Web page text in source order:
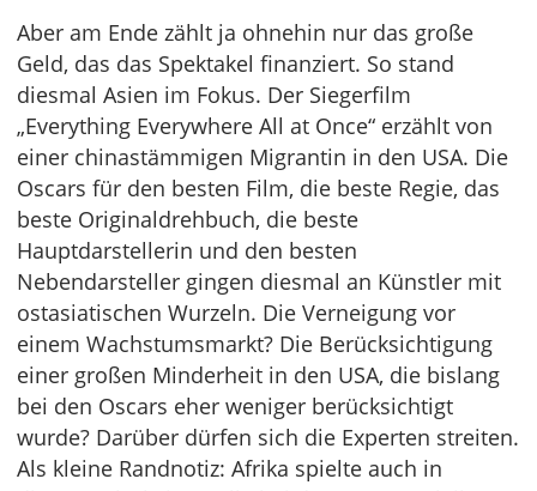
Aber am Ende zählt ja ohnehin nur das große
Geld, das das Spektakel finanziert. So stand
diesmal Asien im Fokus. Der Siegerfilm
„Everything Everywhere All at Once“ erzählt von
einer chinastämmigen Migrantin in den USA. Die
Oscars für den besten Film, die beste Regie, das
beste Originaldrehbuch, die beste
Hauptdarstellerin und den besten
Nebendarsteller gingen diesmal an Künstler mit
ostasiatischen Wurzeln. Die Verneigung vor
einem Wachstumsmarkt? Die Berücksichtigung
einer großen Minderheit in den USA, die bislang
bei den Oscars eher weniger berücksichtigt
wurde? Darüber dürfen sich die Experten streiten.
Als kleine Randnotiz: Afrika spielte auch in